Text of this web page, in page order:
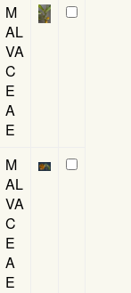
M
AL
VA
C
E
A
E
M
AL
VA
C
E
A
E